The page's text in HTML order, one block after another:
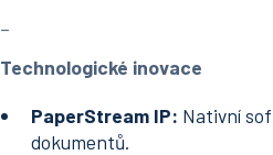
Technologické inovace
PaperStream IP: Nativní
dokumentů.